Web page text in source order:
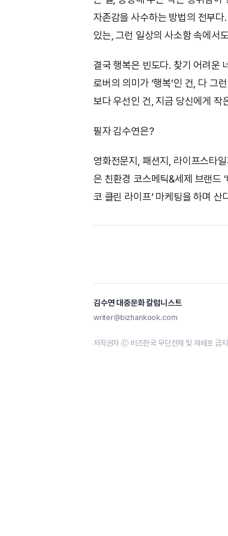
자존감을 사수하는 방법의 전부다
있는, 그런 일상의 사소함 속에서
결국 행복은 빈도다. 찾기 어려운
로버의 의미가 ‘행복’인 건, 다 그
보다 우선인 건, 지금 당신에게 작
필자 김수연은?
영화전문지, 패션지, 라이프스타
은 친환경 코스메틱&세제 브랜드 ‘
코 클린 라이프’ 마케팅을 하며 산
김수연 대중문화 칼럼니스트
writer@bizhankook.com
저작권자 ⓒ 비즈한국 무단전재 및 재배포 금지